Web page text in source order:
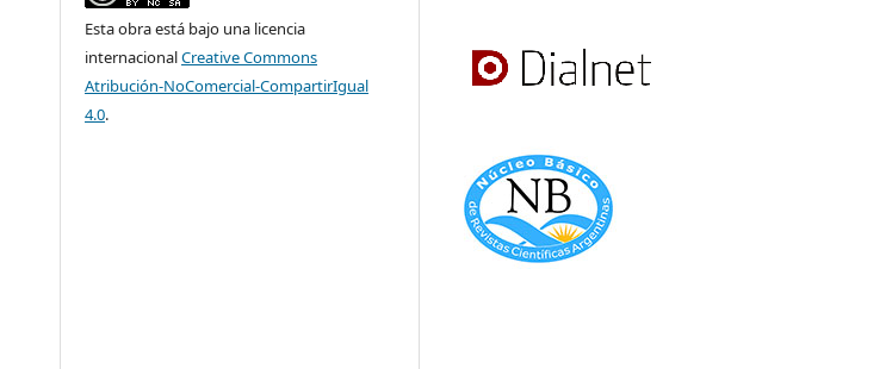
Esta obra está bajo una licencia
internacionalCreative Commons
Atribución-NoComercial-CompartirIgual
4.0.